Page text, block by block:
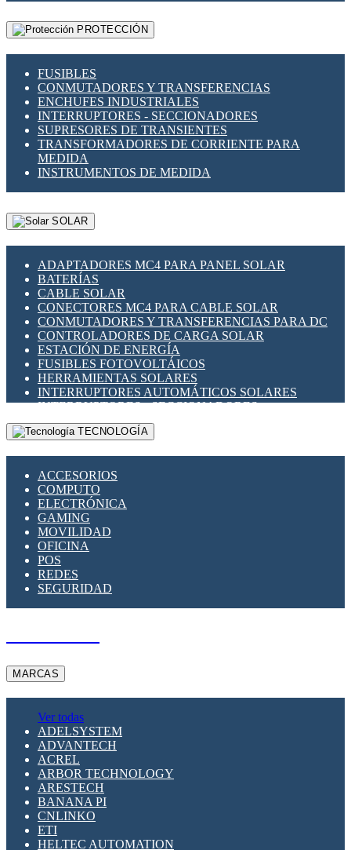
PROTECCIÓN
FUSIBLES
CONMUTADORES Y TRANSFERENCIAS
ENCHUFES INDUSTRIALES
INTERRUPTORES - SECCIONADORES
SUPRESORES DE TRANSIENTES
TRANSFORMADORES DE CORRIENTE PARA
MEDIDA
INSTRUMENTOS DE MEDIDA
SOLAR
ADAPTADORES MC4 PARA PANEL SOLAR
BATERÍAS
CABLE SOLAR
CONECTORES MC4 PARA CABLE SOLAR
CONMUTADORES Y TRANSFERENCIAS PARA DC
CONTROLADORES DE CARGA SOLAR
ESTACIÓN DE ENERGÍA
FUSIBLES FOTOVOLTÁICOS
HERRAMIENTAS SOLARES
INTERRUPTORES AUTOMÁTICOS SOLARES
INTERRUPTORES - SECCIONADORES
FOTOVOLTÁICOS
MONTAJE PANEL SOLAR
SUPRESOR DE TRANSIENTES SPDS PARA
APLICACIONES FOTOVOLTAICAS
TECNOLOGÍA
ACCESORIOS
COMPUTO
ELECTRÓNICA
GAMING
MOVILIDAD
OFICINA
POS
REDES
SEGURIDAD
MARCAS
Ver todas
ADELSYSTEM
ADVANTECH
ACREL
ARBOR TECHNOLOGY
ARESTECH
BANANA PI
CNLINKO
ETI
HELTEC AUTOMATION